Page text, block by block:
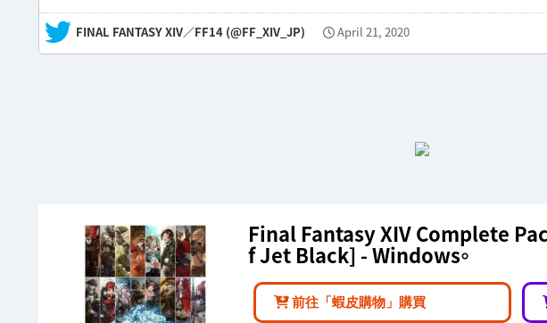
— FINAL FANTASY XIV／FF14 (@FF_XIV_JP) April 21, 2020
Final Fantasy XIV Complete
f Jet Black] - Windows。
前往「蝦皮購物」購買